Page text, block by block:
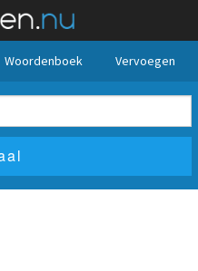
Woordenboek Vervoegen